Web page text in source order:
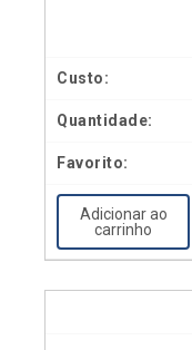
Adicionar ao
carrinho